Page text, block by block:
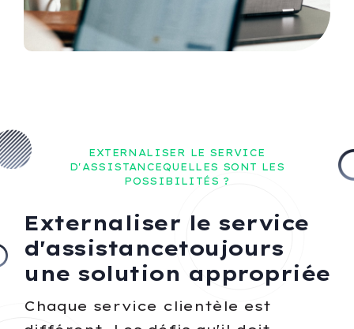
EXTERNALISER LE SERVICE
D'ASSISTANCEQUELLES SONT LES
POSSIBILITÉS ?
Externaliser le service
d'assistancetoujours
une solution appropriée
Chaque service clientèle est